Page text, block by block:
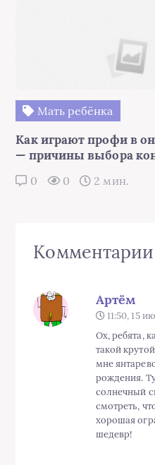
Мать ребёнка
Как играют профи в
— причины выбора
0 0 2 мин.
Комментарии
Артём
11:50, 15
Ох, ребята,
такой
мне
рождения.
солнечный
смотреть,
хорошая
шедевр!